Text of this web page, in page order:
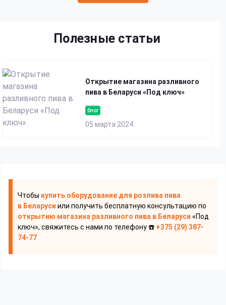
Полезные статьи
блог
05 марта 2024
Открытие магазина разливного
пива в Беларуси «Под ключ»
Чтобы купить оборудование для розлива пива
в Беларуси или получить бесплатную консультацию по
открытию магазина разливного пива в Беларуси «Под
ключ», свяжитесь с нами по телефону ☎️ +375 (29) 387-
74-77